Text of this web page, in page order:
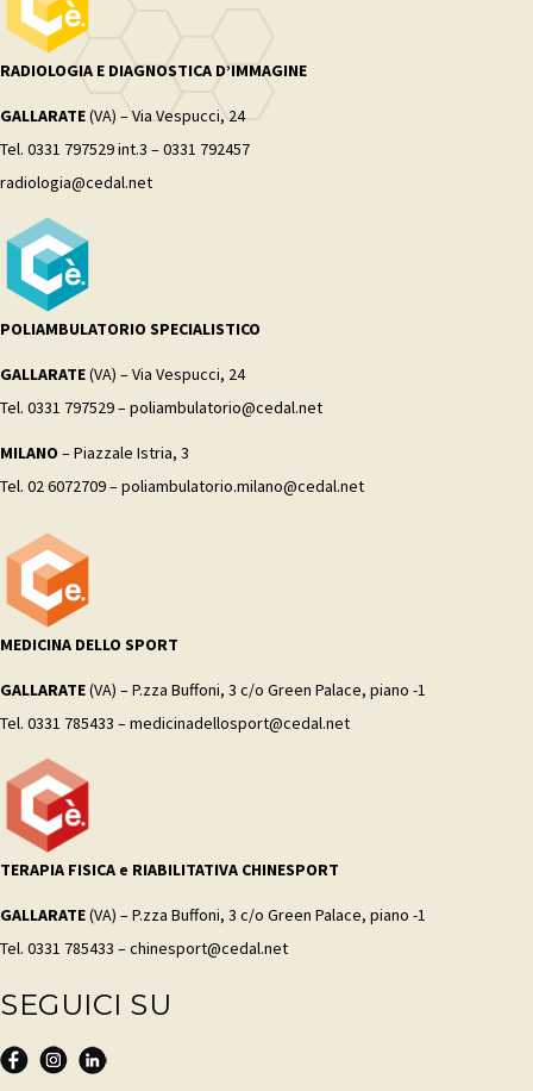
RADIOLOGIA E DIAGNOSTICA D’IMMAGINE
GALLARATE(VA) – Via Vespucci, 24
Tel. 0331 797529 int.3 – 0331 792457
radiologia@cedal.net
POLIAMBULATORIO SPECIALISTICO
GALLARATE(VA) – Via Vespucci, 24
Tel. 0331 797529 – poliambulatorio@cedal.net
MILANO – Piazzale Istria, 3
Tel. 02 6072709 – poliambulatorio.milano@cedal.net
MEDICINA DELLO SPORT
GALLARATE(VA) – P.zza Buffoni, 3 c/o Green Palace, piano -1
Tel. 0331 785433 – medicinadellosport@cedal.net
TERAPIA FISICA e RIABILITATIVA CHINESPORT
GALLARATE(VA) – P.zza Buffoni, 3 c/o Green Palace, piano -1
Tel. 0331 785433 – chinesport@cedal.net
SEGUICI SU